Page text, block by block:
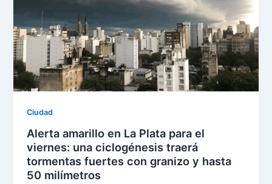
Ciudad
Alerta amarillo en La Plata para el
viernes: una ciclogénesis traerá
tormentas fuertes con granizo y hasta
50 milímetros